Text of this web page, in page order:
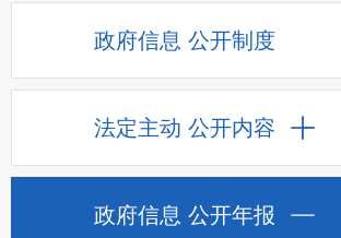
政府信息 公开制度
法定主动 公开内容
政府信息 公开年报